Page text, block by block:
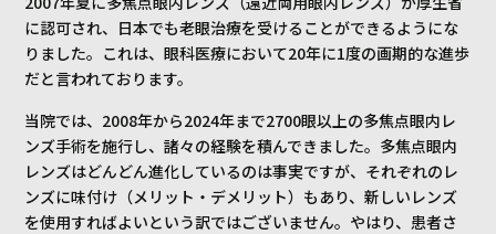
に認可され、日本でも老眼治療を受けることができるようにな
りました。これは、眼科医療において20年に1度の画期的な進歩
だと言われております。
当院では、2008年から2024年まで2700眼以上の多焦点眼内レ
ンズ手術を施行し、諸々の経験を積んできました。多焦点眼内
レンズはどんどん進化しているのは事実ですが、それぞれのレ
ンズに味付け（メリット・デメリット）もあり、新しいレンズ
を使用すればよいという訳ではございません。やはり、患者さ